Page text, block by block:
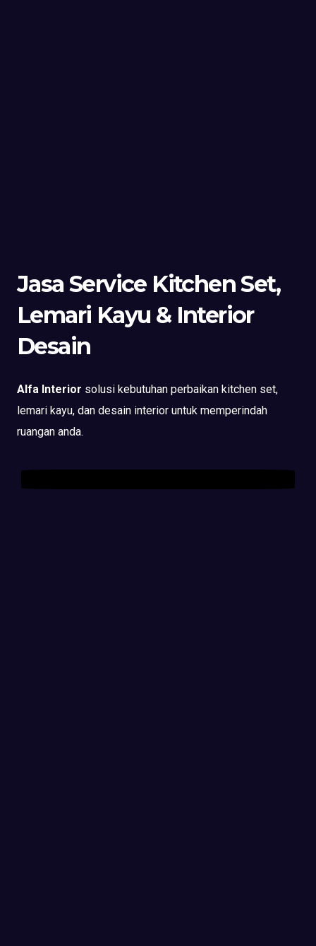
Jasa Service Kitchen Set,
Lemari Kayu & Interior
Desain
Alfa Interior solusi kebutuhan perbaikan kitchen set,
lemari kayu, dan desain interior untuk memperindah
ruangan anda.